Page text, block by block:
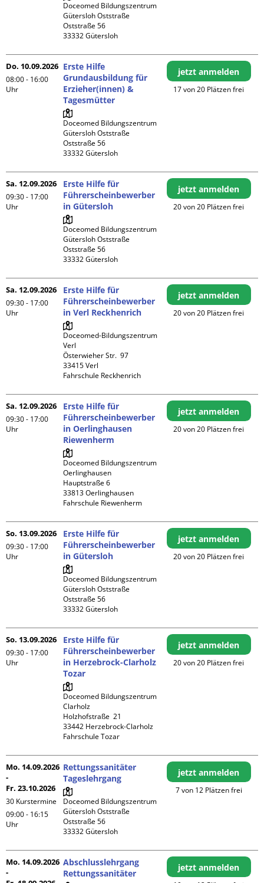
Doceomed Bildungszentrum
Gütersloh Oststraße
Oststraße 56
Do. 10.09.2026
08:00 - 16:00
Uhr
Erste Hilfe
Grundausbildung für
Erzieher(innen) &
Tagesmütter
Doceomed Bildungszentrum
Gütersloh Oststraße
Oststraße 56
jetzt anmelden
17 von 20 Plätzen frei
Sa. 12.09.2026
09:30 - 17:00
Uhr
Erste Hilfe für
Führerscheinbewerber
in Gütersloh
Doceomed Bildungszentrum
Gütersloh Oststraße
Oststraße 56
jetzt anmelden
20 von 20 Plätzen frei
Sa. 12.09.2026
09:30 - 17:00
Uhr
Erste Hilfe für
Führerscheinbewerber
in Verl Reckhenrich
Doceomed-Bildungszentrum
Verl
Österwieher Str.  97
33415 Verl
Fahrschule Reckhenrich
jetzt anmelden
20 von 20 Plätzen frei
Sa. 12.09.2026
09:30 - 17:00
Uhr
Erste Hilfe für
Führerscheinbewerber
in Oerlinghausen
Riewenherm
Doceomed Bildungszentrum
Oerlinghausen
Hauptstraße 6
33813 Oerlinghausen
Fahrschule Riewenherm
jetzt anmelden
20 von 20 Plätzen frei
So. 13.09.2026
09:30 - 17:00
Uhr
Erste Hilfe für
Führerscheinbewerber
in Gütersloh
Doceomed Bildungszentrum
Gütersloh Oststraße
Oststraße 56
jetzt anmelden
20 von 20 Plätzen frei
So. 13.09.2026
09:30 - 17:00
Uhr
Erste Hilfe für
Führerscheinbewerber
in Herzebrock-Clarholz
Tozar
Doceomed Bildungszentrum
Clarholz
Holzhofstraße  21
33442 Herzebrock-Clarholz
Fahrschule Tozar
jetzt anmelden
20 von 20 Plätzen frei
Mo. 14.09.2026
-
Fr. 23.10.2026
30 Kurstermine
09:00 - 16:15
Uhr
Rettungssanitäter
Tageslehrgang
Doceomed Bildungszentrum
Gütersloh Oststraße
Oststraße 56
jetzt anmelden
7 von 12 Plätzen frei
Mo. 14.09.2026
-
Abschlusslehrgang
Rettungssanitäter
jetzt anmelden